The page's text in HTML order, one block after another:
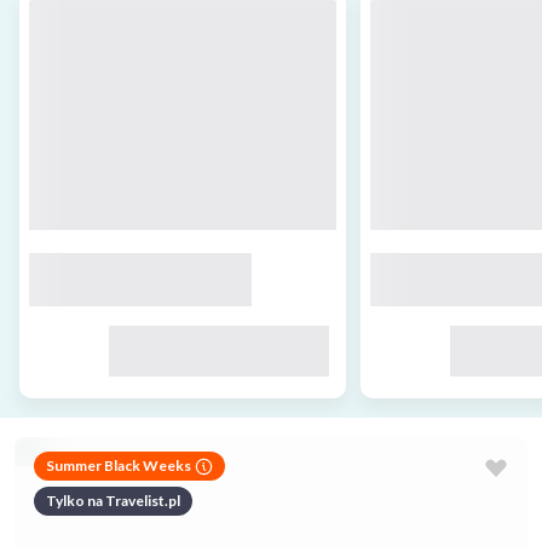
Summer Black Weeks
Tylko na Travelist.pl